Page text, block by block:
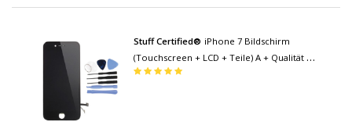
Stuff Certified® iPhone 7 Bildschirm
(Touchscreen + LCD + Teile) A + Qualität -
Schwarz + Werkzeuge